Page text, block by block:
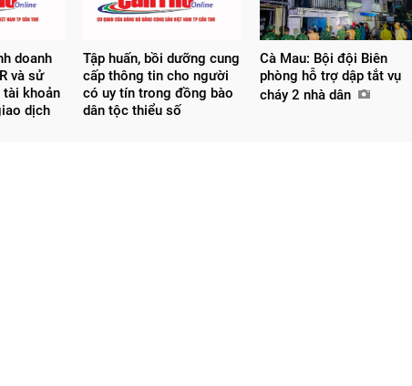
Facebook
doanh
và sử
tài khoản
dịch
Tập huấn, bồi dưỡng cung
cấp thông tin cho người
có uy tín trong đồng bào
dân tộc thiểu số
Cà Mau: Bội đội Biên
phòng hỗ trợ dập tắt vụ
cháy 2 nhà dân